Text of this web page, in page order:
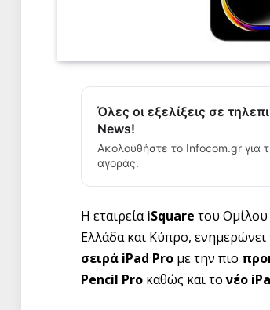
Όλες οι εξελίξεις σε
News!
Ακολουθήστε το Infocom.gr για
αγοράς.
Η εταιρείαiSquare του
Ελλάδα και Κύπρο,
σειρά iPad Pro με την πιο
Pencil Pro καθώς και τονέο